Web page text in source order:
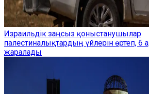
Израильдік заңсыз қоныстанушылар
палестиналықтардың үйлерін өртеп, 6
жаралады